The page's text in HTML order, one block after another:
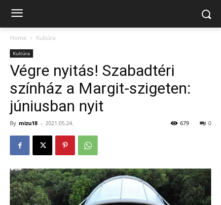
Home Kultúra
Kultúra
Végre nyitás! Szabadtéri
színház a Margit-szigeten:
júniusban nyit
By mizu18 - 2021.05.24. 0
679